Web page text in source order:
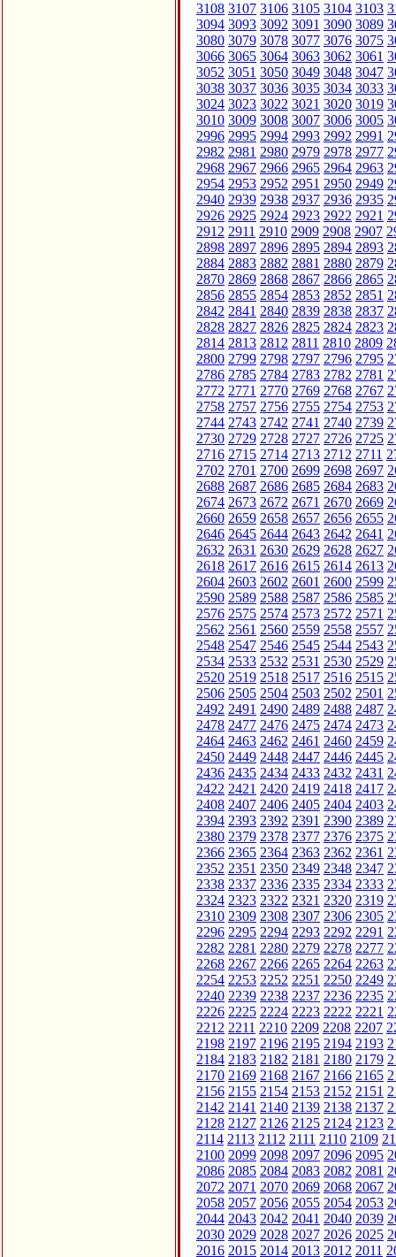
3108 3107 3106 3105 3104 3103
3094 3093 3092 3091 3090 3089
3080 3079 3078 3077 3076 3075
3066 3065 3064 3063 3062 3061
3052 3051 3050 3049 3048 3047
3038 3037 3036 3035 3034 3033
3024 3023 3022 3021 3020 3019
3010 3009 3008 3007 3006 3005
2996 2995 2994 2993 2992 2991
2982 2981 2980 2979 2978 2977
2968 2967 2966 2965 2964 2963
2954 2953 2952 2951 2950 2949
2940 2939 2938 2937 2936 2935
2926 2925 2924 2923 2922 2921
2912 2911 2910 2909 2908 2907
2898 2897 2896 2895 2894 2893
2884 2883 2882 2881 2880 2879
2870 2869 2868 2867 2866 2865
2856 2855 2854 2853 2852 2851
2842 2841 2840 2839 2838 2837
2828 2827 2826 2825 2824 2823
2814 2813 2812 2811 2810 2809
2800 2799 2798 2797 2796 2795
2786 2785 2784 2783 2782 2781
2772 2771 2770 2769 2768 2767
2758 2757 2756 2755 2754 2753
2744 2743 2742 2741 2740 2739
2730 2729 2728 2727 2726 2725
2716 2715 2714 2713 2712 2711
2702 2701 2700 2699 2698 2697
2688 2687 2686 2685 2684 2683
2674 2673 2672 2671 2670 2669
2660 2659 2658 2657 2656 2655
2646 2645 2644 2643 2642 2641
2632 2631 2630 2629 2628 2627
2618 2617 2616 2615 2614 2613
2604 2603 2602 2601 2600 2599
2590 2589 2588 2587 2586 2585
2576 2575 2574 2573 2572 2571
2562 2561 2560 2559 2558 2557
2548 2547 2546 2545 2544 2543
2534 2533 2532 2531 2530 2529
2520 2519 2518 2517 2516 2515
2506 2505 2504 2503 2502 2501
2492 2491 2490 2489 2488 2487
2478 2477 2476 2475 2474 2473
2464 2463 2462 2461 2460 2459
2450 2449 2448 2447 2446 2445
2436 2435 2434 2433 2432 2431
2422 2421 2420 2419 2418 2417
2408 2407 2406 2405 2404 2403
2394 2393 2392 2391 2390 2389
2380 2379 2378 2377 2376 2375
2366 2365 2364 2363 2362 2361
2352 2351 2350 2349 2348 2347
2338 2337 2336 2335 2334 2333
2324 2323 2322 2321 2320 2319
2310 2309 2308 2307 2306 2305
2296 2295 2294 2293 2292 2291
2282 2281 2280 2279 2278 2277
2268 2267 2266 2265 2264 2263
2254 2253 2252 2251 2250 2249
2240 2239 2238 2237 2236 2235
2226 2225 2224 2223 2222 2221
2212 2211 2210 2209 2208 2207
2198 2197 2196 2195 2194 2193
2184 2183 2182 2181 2180 2179
2170 2169 2168 2167 2166 2165
2156 2155 2154 2153 2152 2151
2142 2141 2140 2139 2138 2137
2128 2127 2126 2125 2124 2123
2114 2113 2112 2111 2110 2109
2100 2099 2098 2097 2096 2095
2086 2085 2084 2083 2082 2081
2072 2071 2070 2069 2068 2067
2058 2057 2056 2055 2054 2053
2044 2043 2042 2041 2040 2039
2030 2029 2028 2027 2026 2025
2016 2015 2014 2013 2012 2011